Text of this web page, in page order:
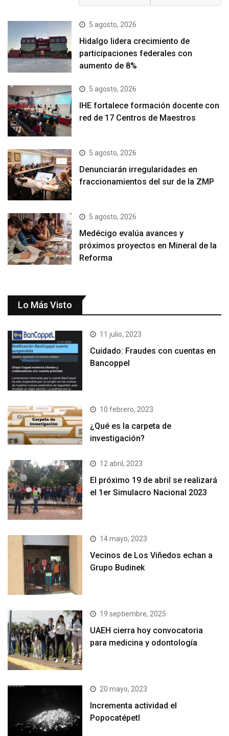
5 agosto, 2026
Hidalgo lidera crecimiento de
participaciones federales con
aumento de 8%
5 agosto, 2026
IHE fortalece formación docente con
red de 17 Centros de Maestros
5 agosto, 2026
Denunciarán irregularidades en
fraccionamientos del sur de la ZMP
5 agosto, 2026
Medécigo evalúa avances y
próximos proyectos en Mineral de la
Reforma
Lo Más Visto
11 julio, 2023
Cuidado: Fraudes con cuentas en
Bancoppel
10 febrero, 2023
¿Qué es la carpeta de
investigación?
12 abril, 2023
El próximo 19 de abril se realizará
el 1er Simulacro Nacional 2023
14 mayo, 2023
Vecinos de Los Viñedos echan a
Grupo Budinek
19 septiembre, 2025
UAEH cierra hoy convocatoria
para medicina y odontología
20 mayo, 2023
Incrementa actividad el
Popocatépetl